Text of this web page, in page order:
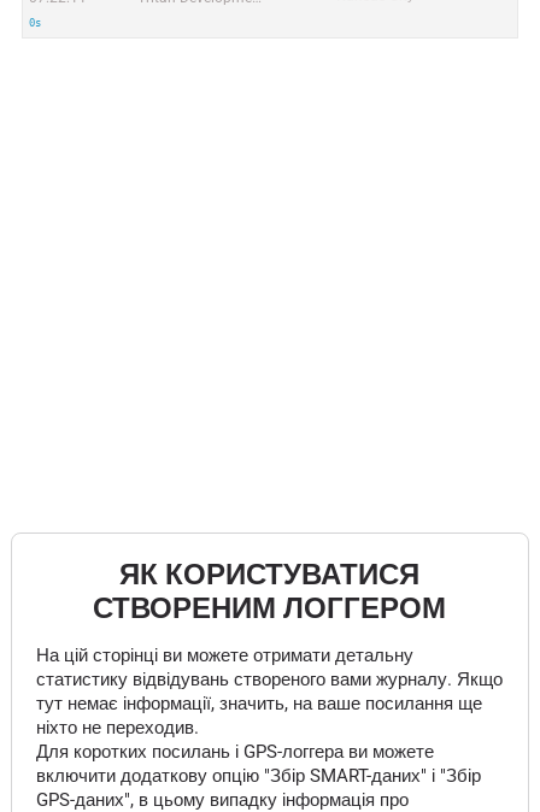
0s
ЯК КОРИСТУВАТИСЯ
СТВОРЕНИМ ЛОГГЕРОМ
На цій сторінці ви можете отримати детальну
статистику відвідувань створеного вами журналу. Якщо
тут немає інформації, значить, на ваше посилання ще
ніхто не переходив.
Для коротких посилань і GPS-логгера ви можете
включити додаткову опцію "Збір SMART-даних" і "Збір
GPS-даних", в цьому випадку інформація про